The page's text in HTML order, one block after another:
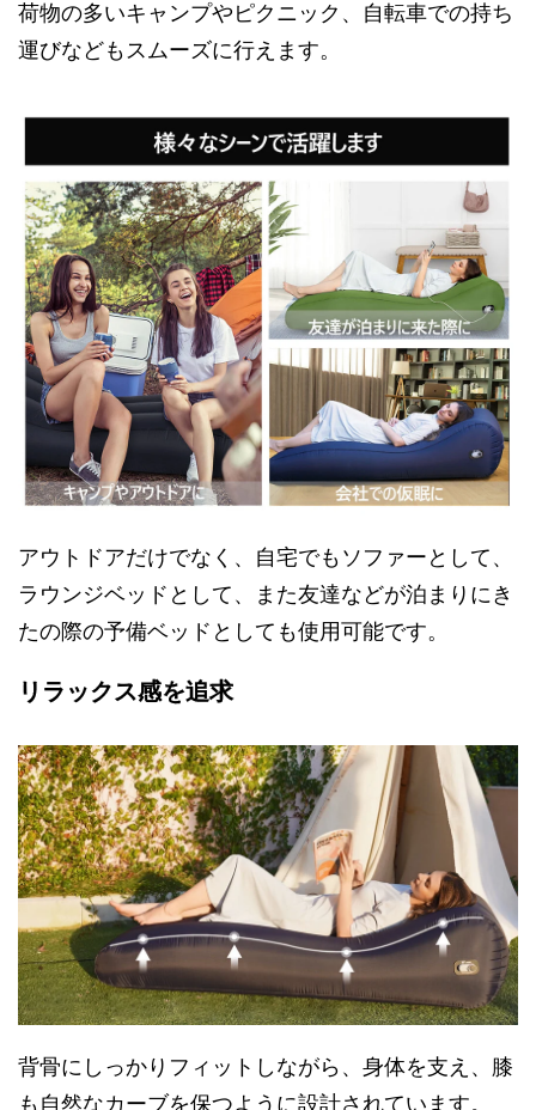
荷物の多いキャンプやピクニック、自転車での持ち
運びなどもスムーズに行えます。
アウトドアだけでなく、自宅でもソファーとして、
ラウンジベッドとして、また友達などが泊まりにき
たの際の予備ベッドとしても使用可能です。
リラックス感を追求
背骨にしっかりフィットしながら、身体を支え、膝
も自然なカーブを保つように設計されています。